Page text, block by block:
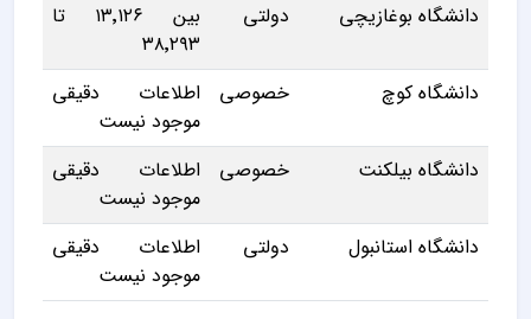
دانشگاه بوغازیچی
دولتی
بین ۱۳٬۱۲۶ تا
۳۸٬۲۹۳
دانشگاه کوچ
خصوصی
اطلاعات دقیقی
موجود نیست
دانشگاه بیلکنت
خصوصی
اطلاعات دقیقی
موجود نیست
دانشگاه استانبول
دولتی
اطلاعات دقیقی
موجود نیست